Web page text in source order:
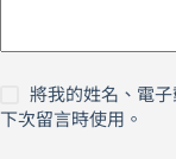
將我的姓名、電
下次留言時使用。